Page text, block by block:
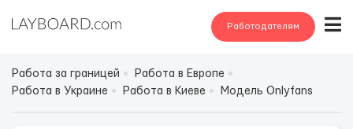
Работодателям
Работа за границей
Работа в Европе
Работа в Украине
Работа в Киеве Модель Onlyfans